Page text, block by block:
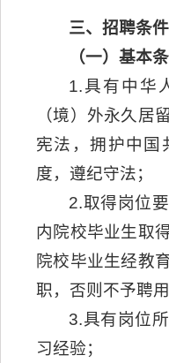
三、招聘条件
（一）基本
1.具有中华
（境）外永久居
宪法，拥护中国
度，遵纪守法；
2.取得岗位
内院校毕业生取
院校毕业生经教
职，否则不予聘用
3.具有岗位
习经验；